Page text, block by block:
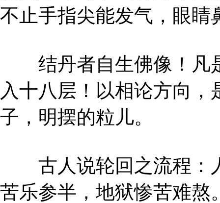
不止手指尖能发气，眼睛
结丹者自生佛像！凡
入十八层！以相论方向
子，明摆的粒儿。
古人说轮回之流程：
苦乐参半，地狱惨苦难熬